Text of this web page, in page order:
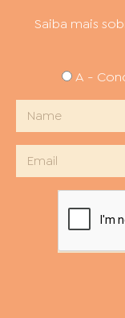
Saiba mais
A -